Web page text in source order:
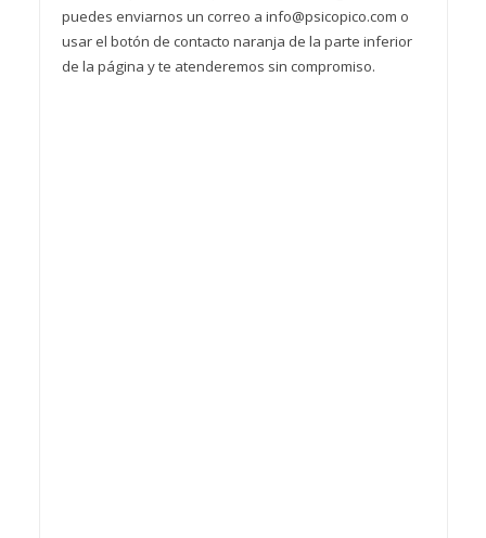
puedes enviarnos un correo a info@psicopico.com o
usar el botón de contacto naranja de la parte inferior
de la página y te atenderemos sin compromiso.